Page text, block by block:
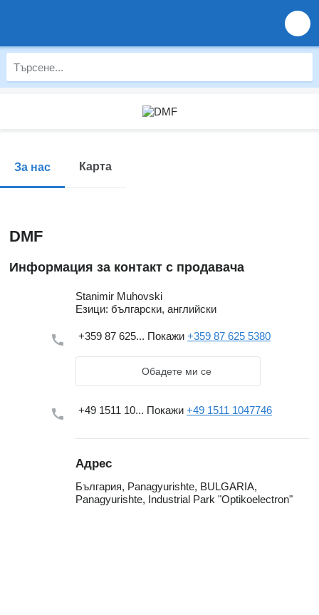
За нас Карта
DMF
Информация за контакт с продавача
Stanimir Muhovski
Езици: български, английски
+359 87 625... Покажи +359 87 625 5380
Обадете ми се
+49 1511 10... Покажи +49 1511 1047746
Адрес
България, Panagyurishte, BULGARIA,
Panagyurishte, Industrial Park "Optikoelectron"